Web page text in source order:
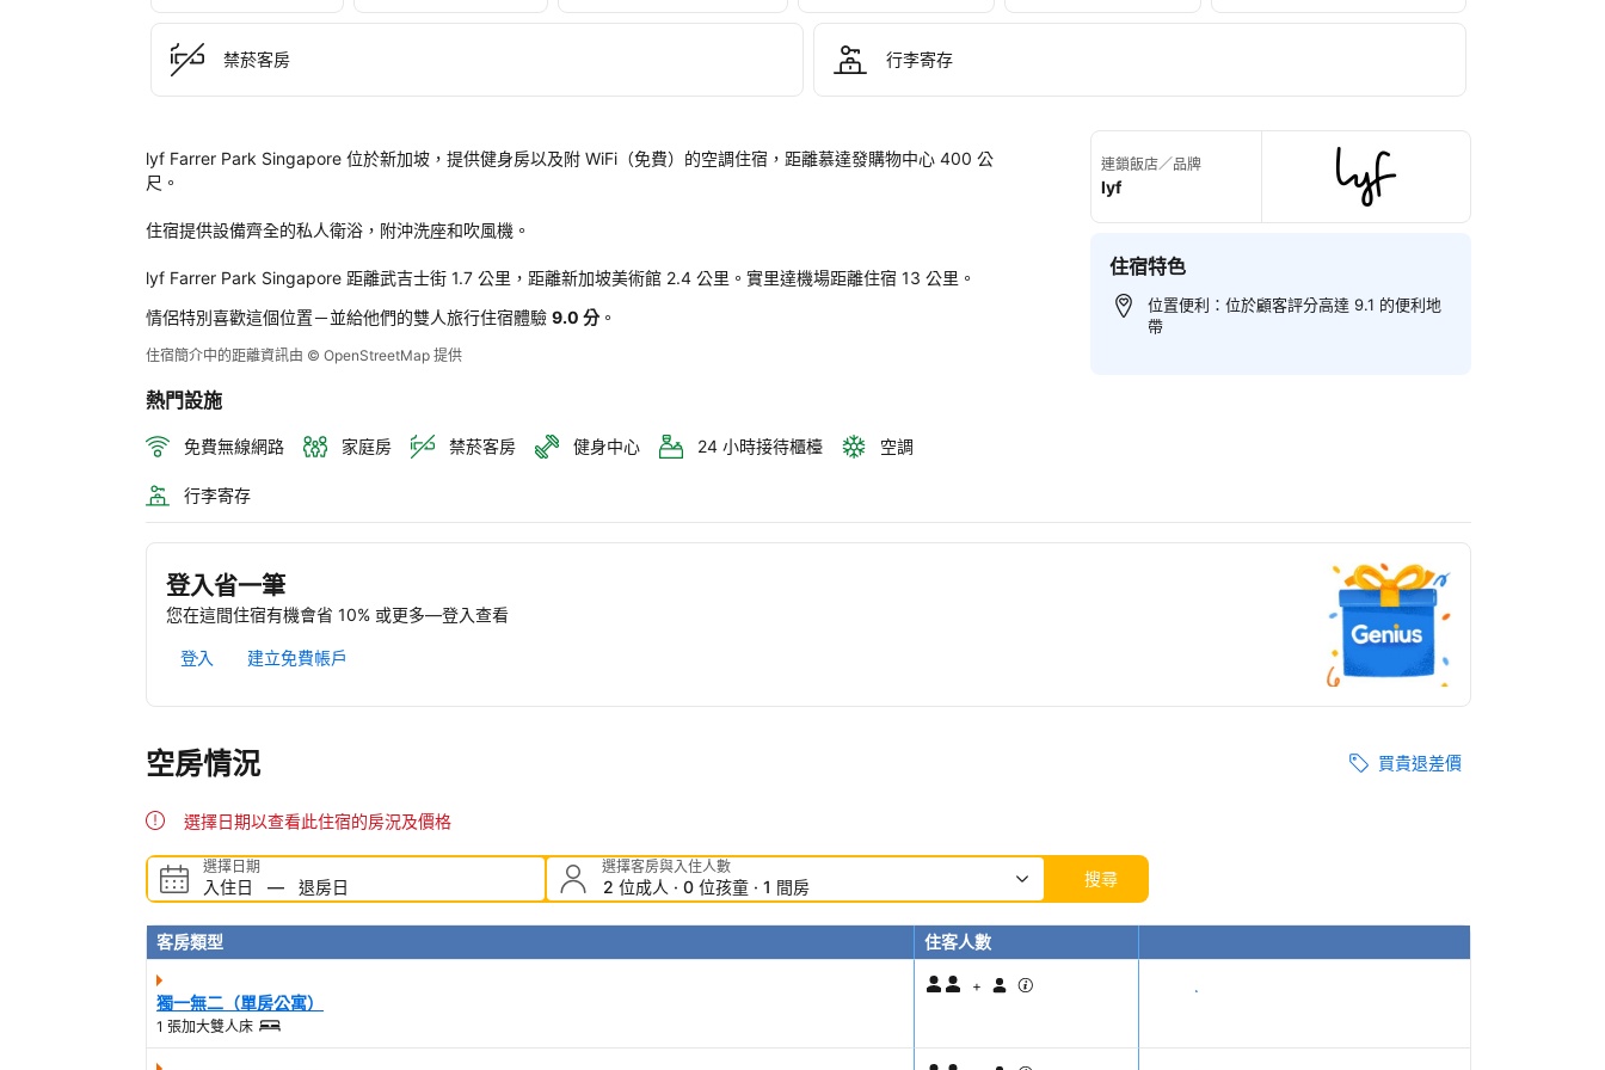
Farrer
Park
評
禁菸客房 行李寄存
lyf Farrer Park Singapore 位於新加坡，提供健身房以及附 WiFi（免費）的空調住宿，距離慕達發購物中心 400 公
尺。
住宿提供設備齊全的私人衛浴，附沖洗座和吹風機。
lyf Farrer Park Singapore 距離武吉士街 1.7 公里，距離新加坡美術館 2.4 公里。實里達機場距離住宿 13 公里。
情侶特別喜歡這個位置－並給他們的雙人旅行住宿體驗 9.0 分 。
住宿簡介中的距離資訊由 © OpenStreetMap 提供
熱門設施
免費無線網路 家庭房 禁菸客房 健身中心 24 小時接待櫃檯 空調
行李寄存
lyf
連鎖飯店／品牌
住宿特色
位置便利：位於顧客評分高達 9.1 的便利地
帶
登入省一筆
您在這間住宿有機會省 10% 或更多—登入查看
登入 建立免費帳戶
空房情況 買貴退差價
選擇日期以查看此住宿的房況及價格
選擇日期
入住日 — 退房日
選擇客房與入住人數
2 位成人 · 0 位孩童 · 1 間房 搜尋
客房類型 住客人數
獨一無二（單房公寓）
1 張加大雙人床
+ 顯示價格